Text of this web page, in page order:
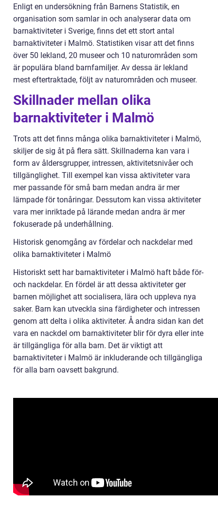
Enligt en undersökning från Barnens Statistik, en
organisation som samlar in och analyserar data om
barnaktiviteter i Sverige, finns det ett stort antal
barnaktiviteter i Malmö. Statistiken visar att det finns
över 50 lekland, 20 museer och 10 naturområden som
är populära bland barnfamiljer. Av dessa är lekland
mest eftertraktade, följt av naturområden och museer.
Skillnader mellan olika
barnaktiviteter i Malmö
Trots att det finns många olika barnaktiviteter i Malmö,
skiljer de sig åt på flera sätt. Skillnaderna kan vara i
form av åldersgrupper, intressen, aktivitetsnivåer och
tillgänglighet. Till exempel kan vissa aktiviteter vara
mer passande för små barn medan andra är mer
lämpade för tonåringar. Dessutom kan vissa aktiviteter
vara mer inriktade på lärande medan andra är mer
fokuserade på underhållning.
Historisk genomgång av fördelar och nackdelar med
olika barnaktiviteter i Malmö
Historiskt sett har barnaktiviteter i Malmö haft både för-
och nackdelar. En fördel är att dessa aktiviteter ger
barnen möjlighet att socialisera, lära och uppleva nya
saker. Barn kan utveckla sina färdigheter och intressen
genom att delta i olika aktiviteter. Å andra sidan kan det
vara en nackdel om barnaktiviteter blir för dyra eller inte
är tillgängliga för alla barn. Det är viktigt att
barnaktiviteter i Malmö är inkluderande och tillgängliga
för alla barn oavsett bakgrund.